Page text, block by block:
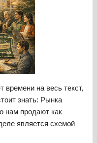
времени на весь текст,
знать: Рынка
нам продают как
является схемой